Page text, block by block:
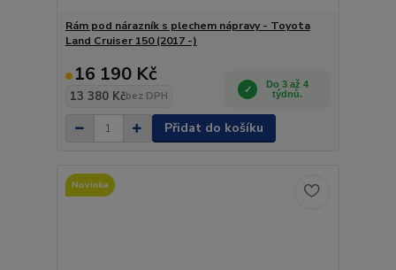
Rám pod nárazník s plechem nápravy - Toyota
Land Cruiser 150 (2017 -)
16 190 Kč
13 380 Kčbez DPH
Do 3 až 4
týdnů.
Přidat do košíku
Novinka